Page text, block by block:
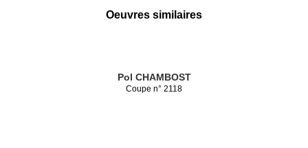
Oeuvres similaires
Pol CHAMBOST
Coupe n° 2118